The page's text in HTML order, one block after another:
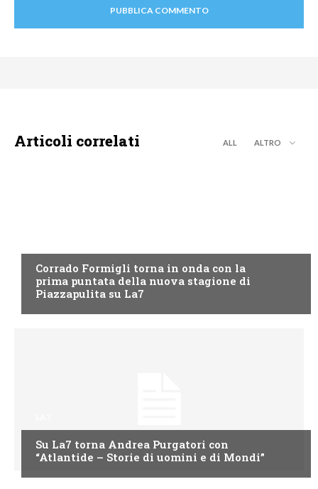
Articoli correlati ALL ALTRO
Corrado Formigli torna in onda con la
prima puntata della nuova stagione di
Piazzapulita su La7
Su La7 torna Andrea Purgatori con
“Atlantide – Storie di uomini e di Mondi”